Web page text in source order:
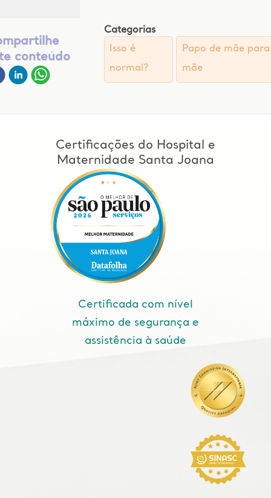
conteúdo
Categorias
Isso é
normal?
Papo de mãe para
mãe
Certificações do Hospital e
Maternidade Santa Joana
Certificada com nível
máximo de segurança e
assistência à saúde